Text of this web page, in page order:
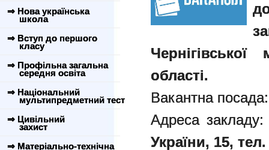
⇒ Нова українська
школа
⇒ Вступ до першого
класу
⇒ Профільна загальна
середня освіта
⇒ Національний
мультипредметний тест
⇒ Цивільний
захист
⇒ Матеріально-технічна
Чернігівської
області.
Вакантна посада:
Адреса
України, 15,